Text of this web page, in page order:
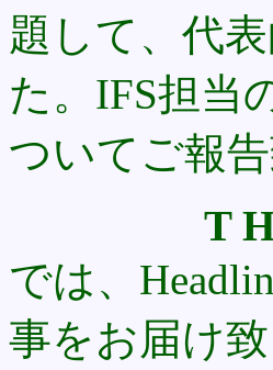
題して、代
た。IFS担当
ついてご報告
T
では、
事をお届け致